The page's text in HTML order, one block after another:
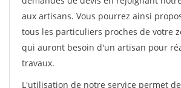
aux artisans. Vous pourrez ainsi
tous les particuliers proches de votre
qui auront besoin d'un artisan pour
travaux.
L'utilisation de notre service permet